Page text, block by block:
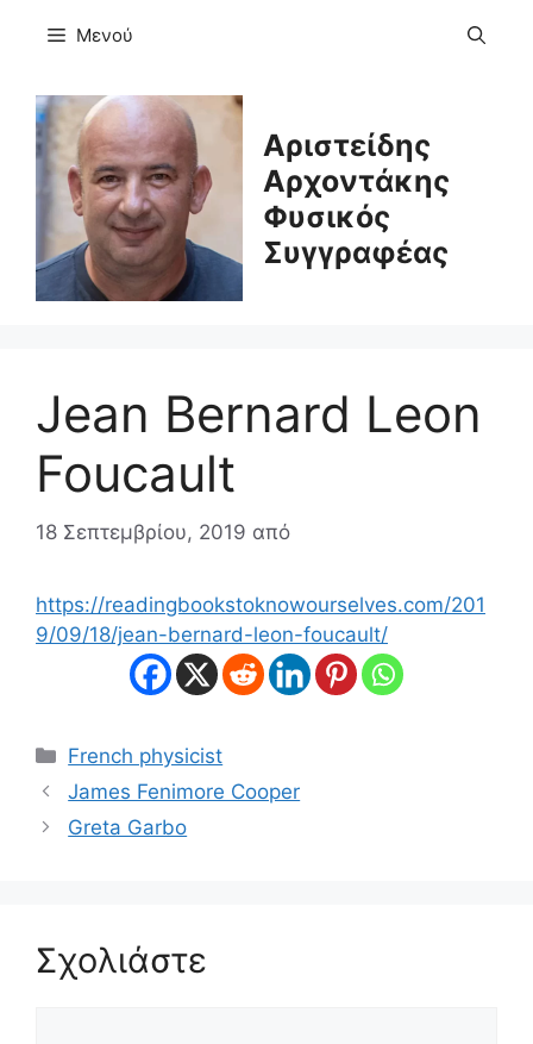
Μενού
Αριστείδης
Αρχοντάκης
Φυσικός
Συγγραφέας
Jean Bernard Leon
Foucault
18 Σεπτεμβρίου, 2019 από
https://readingbookstoknowourselves.com/201
9/09/18/jean-bernard-leon-foucault/
Κατηγορίες
French physicist
James Fenimore Cooper
Greta Garbo
Σχολιάστε